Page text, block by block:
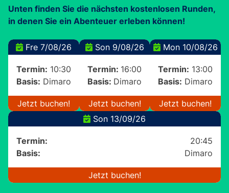
Unten finden Sie die nächsten kostenlosen Runden,
in denen Sie ein Abenteuer erleben können!
Fre 7/08/26
Termin: 10:30
Basis: Dimaro
Jetzt buchen!
Son 9/08/26
Termin: 16:00
Basis: Dimaro
Jetzt buchen!
Mon 10/08/26
Termin: 13:00
Basis: Dimaro
Jetzt buchen!
Son 13/09/26
Termin:
20:45
Basis:
Dimaro
Jetzt buchen!